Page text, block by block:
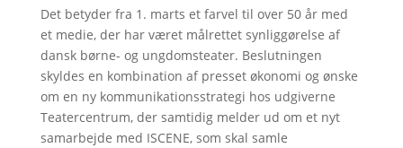
Det betyder fra 1. marts et farvel til over 50 år med
et medie, der har været målrettet synliggørelse af
dansk børne- og ungdomsteater. Beslutningen
skyldes en kombination af presset økonomi og ønske
om en ny kommunikationsstrategi hos udgiverne
Teatercentrum, der samtidig melder ud om et nyt
samarbejde med ISCENE, som skal samle